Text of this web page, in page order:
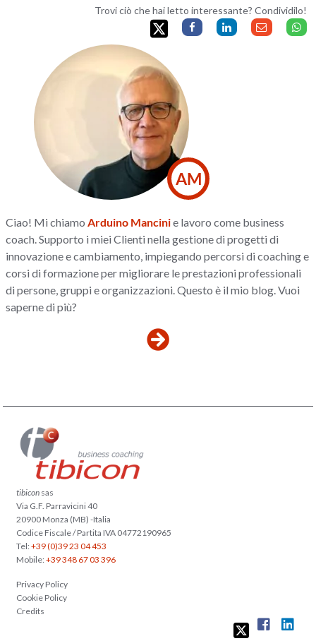
Trovi ciò che hai letto interessante? Condividilo!
AM
Ciao! Mi chiamo Arduino Mancinie lavoro come business
coach. Supporto i miei Clienti nella gestione di progetti di
innovazione e cambiamento, impiegando percorsi di coaching e
corsi di formazione per migliorare le prestazioni professionali
di persone, gruppi e organizzazioni. Questo è il mio blog. Vuoi
saperne di più?
tibicon sas
Via G.F. Parravicini 40
20900 Monza (MB) -Italia
Codice Fiscale / Partita IVA 04772190965
Tel:+39 (0)39 23 04 453
Mobile:+39 348 67 03 396
Privacy Policy
Cookie Policy
Credits